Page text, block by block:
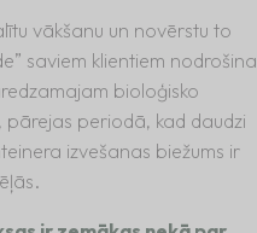
vākšanu un novērstu to
saviem klientiem nodrošina
bioloģisko
periodā, kad daudzi
izvešanas biežums ir